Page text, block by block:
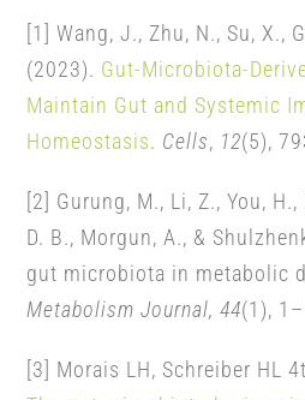
[1] Wang, J., Zhu, N., Su, X.,
(2023). Gut-Microbiota-
Maintain Gut and Systemic
Homeostasis. Cells, 12(5),
[2] Gurung, M., Li, Z., You,
D. B., Morgun, A., &
gut microbiota in metabolic
Metabolism Journal, 44(1),
[3] Morais LH, Schreiber HL